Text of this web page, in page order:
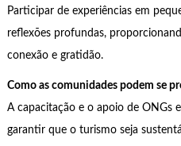
Participar de experiências em
reflexões profundas,
conexão e gratidão.
Como as comunidades podem se
A capacitação e o apoio de ONGs
garantir que o turismo seja